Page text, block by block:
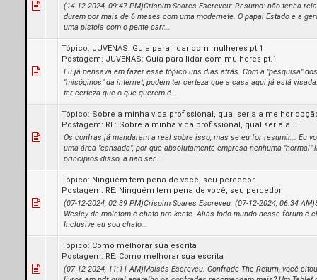
(14-12-2024, 09:47 PM)Crispim Soares Escreveu: Resumo: não tenha
durem por mais de 6 meses com uma modernete. O papai Estado e a
uma pistola com o pente carr...
Tópico: JUVENAS: Guia para lidar com mulheres pt.1
Postagem: JUVENAS: Guia para lidar com mulheres pt.1
Eu já pensava em fazer esse tópico uns dias atrás. Com a "pesquisa"
"misóginos" da internet, podem ter certeza que a casa aqui já está
ter certeza que o que querem é...
Tópico: Sobre a minha vida profissional, qual seria a melhor
Postagem: RE: Sobre a minha vida profissional, qual seria a ...
Os confras já mandaram a real sobre isso, mas se eu for resumir... Eu
uma área "cansada", por que absolutamente empresa nenhuma "normal"
princípios disso, a não ser...
Tópico: Ninguém tem pena de você, seu perdedor
Postagem: RE: Ninguém tem pena de você, seu perdedor
(07-12-2024, 02:39 PM)Crispim Soares Escreveu: (07-12-2024, 06:34
Wesley de moletom é chato pra kcete. Aliás todo mundo nesse fórum é
Inclusive eu sou chato...
Tópico: Como melhorar sua escrita
Postagem: RE: Como melhorar sua escrita
(07-12-2024, 11:11 AM)Moisés Escreveu: Confrade The Return, você